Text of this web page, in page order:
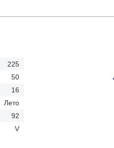
225
50
16
Лето
92
V